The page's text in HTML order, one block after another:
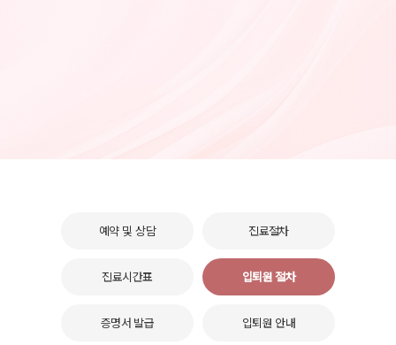
예약 및 상담 진료절차
진료시간표 입퇴원 절차
증명서 발급 입퇴원 안내